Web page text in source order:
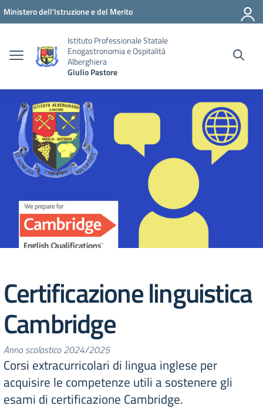
Vai ai contenuti
Vai al menu di navigazione
Vai al footer
Ministero dell'Istruzione e del Merito
Istituto Professionale Statale
Enogastronomia e Ospitalità
Alberghiera
Giulio Pastore
Certificazione linguistica
Cambridge
Anno scolastico 2024/2025
Corsi extracurricolari di lingua inglese per
acquisire le competenze utili a sostenere gli
esami di certificazione Cambridge.